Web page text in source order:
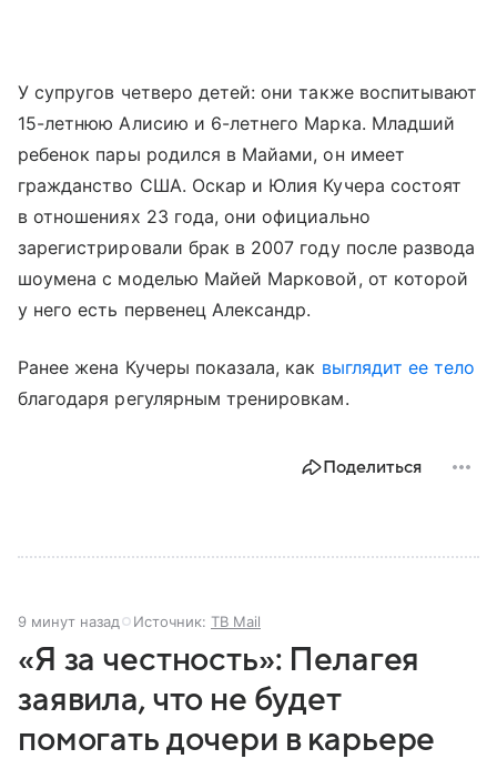
У супругов четверо детей: они также воспитывают
15-летнюю Алисию и 6-летнего Марка. Младший
ребенок пары родился в Майами, он имеет
гражданство США. Оскар и Юлия Кучера состоят
в отношениях 23 года, они официально
зарегистрировали брак в 2007 году после развода
шоумена с моделью Майей Марковой, от которой
у него есть первенец Александр.
Ранее жена Кучеры показала, как выглядит ее тело
благодаря регулярным тренировкам.
Поделиться
9 минут назад Источник: ТВ Mail
«Я за честность»: Пелагея
заявила, что не будет
помогать дочери в карьере